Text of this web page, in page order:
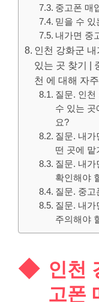
중고폰 매
믿을 수 있
내가면 중
인천 강화군
있는 곳 찾기 |
천 에 대해 자
질문. 인천
수 있는 곳
요?
질문. 내가
떤 곳에 맡
질문. 내가
확인해야
질문. 중고
질문. 내가
주의해야
인천
고폰